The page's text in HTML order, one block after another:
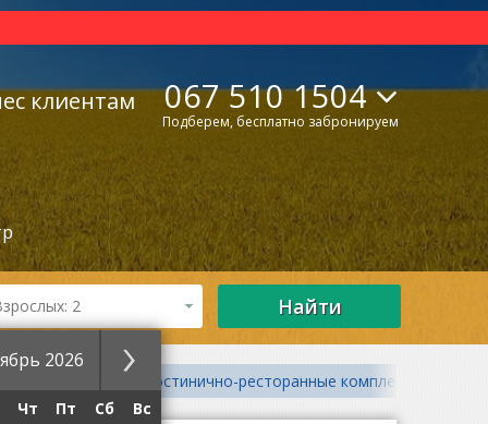
клиентам 067 510 1504
Подберем, бесплатно забронируем
2026
Чт Пт Сб
Вс
2 Найти
Гостинично-ресторанные комплексы